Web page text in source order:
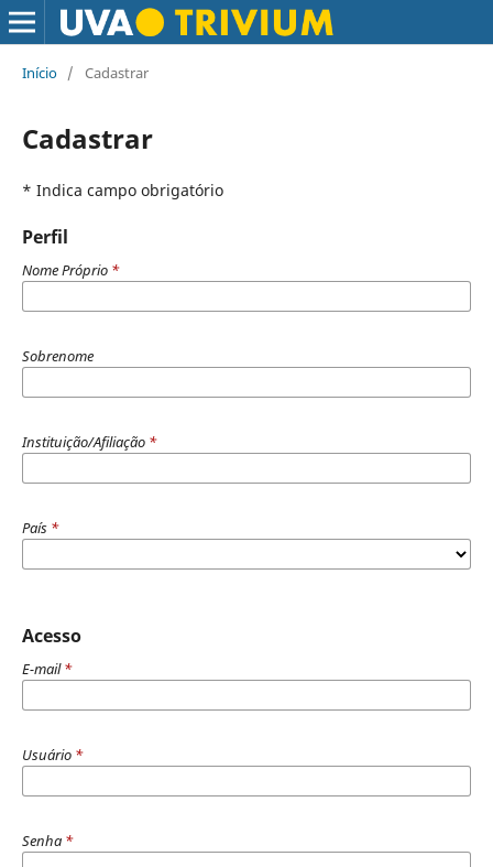
Início / Cadastrar
Cadastrar
* Indica campo obrigatório
Perfil
Nome Próprio *
Sobrenome
Instituição/Afiliação *
País *
Acesso
E-mail*
Usuário *
Senha *